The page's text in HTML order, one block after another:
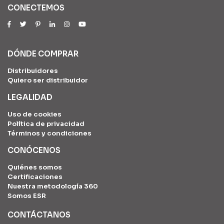
CONECTEMOS
CONTÁCTANOS
CONÓCENOS
Quiénes somos
Certificaciones
Nuestra metodología 360
Somos ESR
LEGALIDAD
Uso de cookies
Política de privacidad
Términos y condiciones
DÓNDE COMPRAR
Distribuidores
Quiero ser distribuidor